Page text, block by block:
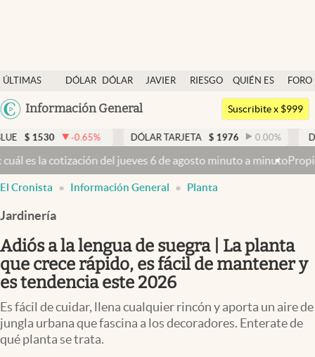
ÚLTIMAS
NOTICIAS
DÓLAR
DÓLAR
JAVIER
RIESGO
QUIÉN ES
QUIÉN
FORO
Argentina
México
Información General
Dólar
Members
Economía y Política
Finanzas y Mercados
Mercados Online
Negocios
Columnistas
Otras secciones
Infotechnology
Suscribite x $999
% DÓLAR TARJETA $ 1976 0.00% DÓLAR MEP
agosto minuto a minutoPropiedad privada: mientras el
El Cronista Información General Planta
Jardinería
Adiós a la lengua de suegra | La planta
que crece rápido, es fácil de mantener y
es tendencia este 2026
Es fácil de cuidar, llena cualquier rincón y aporta un aire de
jungla urbana que fascina a los decoradores. Enterate de
qué planta se trata.